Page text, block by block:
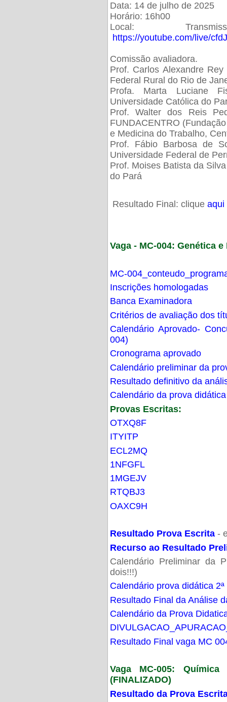
Data: 14 de julho de 2025
Horário: 16h00
Local:
https://youtube.com/live/
Comissão avaliadora.
Prof. Carlos Alexandre
Federal Rural do Rio de
Profa. Marta Luciane
Universidade Católica do
Prof. Walter dos Reis
FUNDACENTRO
e Medicina do Trabalho,
Prof. Fábio Barbosa de
Universidade Federal de
Prof. Moises Batista da
do Pará
Resultado Final: clique aqui
Vaga - MC-004: Genética
MC-
Inscrições homologadas
Banca Examinadora
Critérios de avaliação dos
Calendário Aprovado-
004)
Cronograma aprovado
Calendário preliminar da
Resultado definitivo da
Calendário da prova didática
Provas Escritas:
OTXQ8F
ITYITP
ECL2MQ
1NFGFL
1MGEJV
RTQBJ3
OAXC9H
Resultado Prova Escrita -
Recurso ao Resultado
Calendário Preliminar da
dois!!!)
Calendário prova didática
Resultado Final da Análise
Calendário da Prova
Resultado Final vaga MC
Vaga MC-005:
(FINALIZADO)
Resultado da Prova